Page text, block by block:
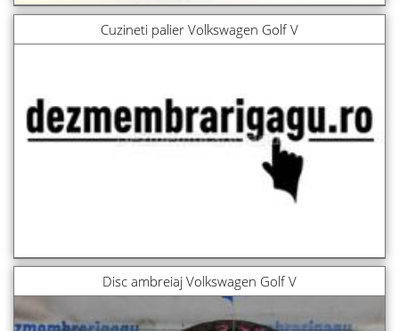
Cuzineti palier Volkswagen Golf V
Disc ambreiaj Volkswagen Golf V